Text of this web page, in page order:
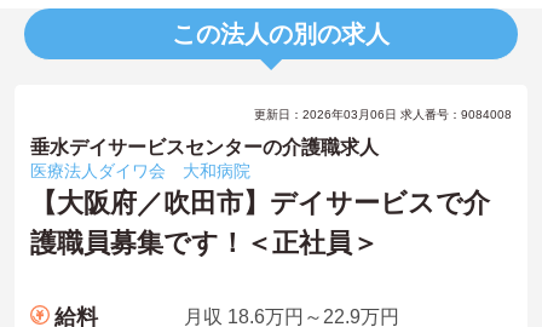
この法人の別の求人
更新日：2026年03月06日 求人番号：9084008
垂水デイサービスセンターの介護職求人
医療法人ダイワ会 大和病院
【大阪府／吹田市】デイサービスで介
護職員募集です！＜正社員＞
給料 月収 18.6万円～22.9万円